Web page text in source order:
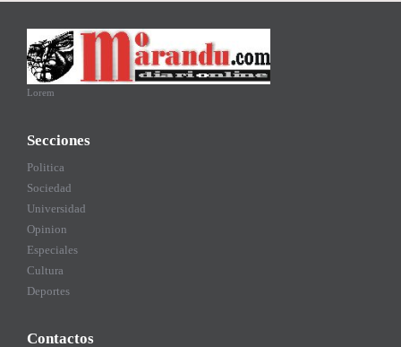
Lorem
Secciones
Politica
Sociedad
Universidad
Opinion
Especiales
Cultura
Deportes
Contactos